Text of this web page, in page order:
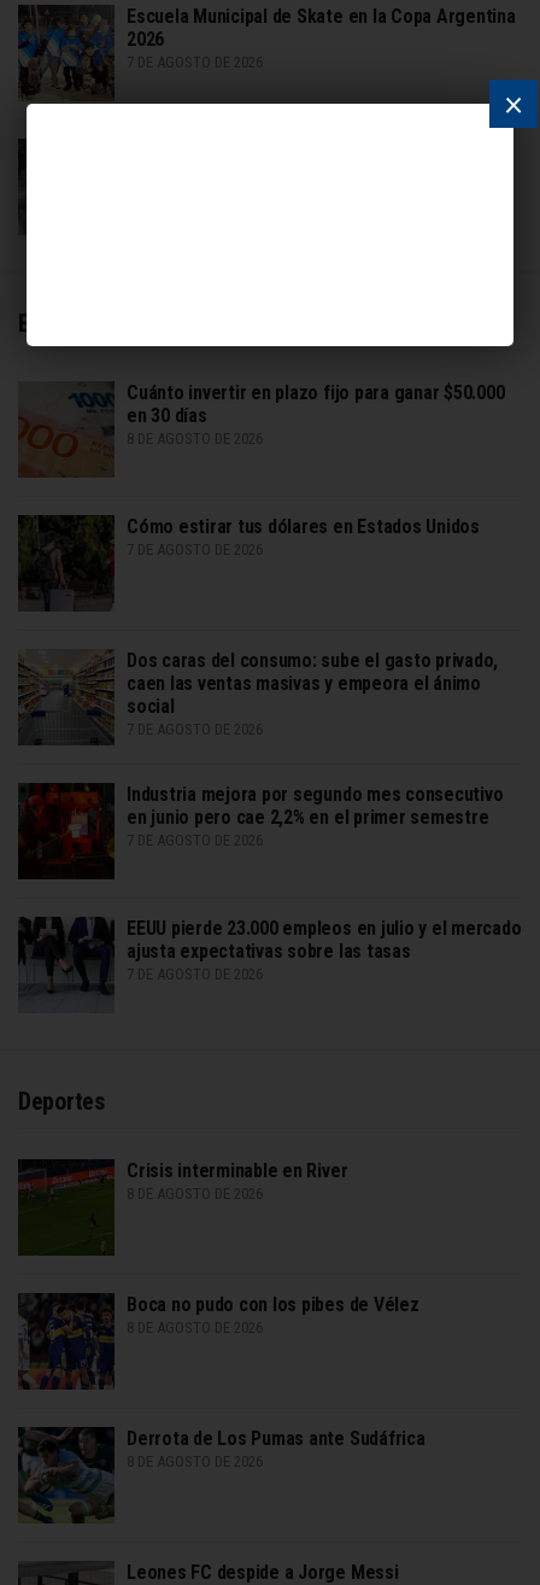
Escuela Municipal de Skate en la Copa Argentina
2026
7 DE AGOSTO DE 2026
Economía
Cuánto invertir en plazo fijo para ganar $50.000
en 30 días
8 DE AGOSTO DE 2026
Cómo estirar tus dólares en Estados Unidos
7 DE AGOSTO DE 2026
Dos caras del consumo: sube el gasto privado,
caen las ventas masivas y empeora el ánimo
social
7 DE AGOSTO DE 2026
Industria mejora por segundo mes consecutivo
en junio pero cae 2,2% en el primer semestre
7 DE AGOSTO DE 2026
EEUU pierde 23.000 empleos en julio y el mercado
ajusta expectativas sobre las tasas
7 DE AGOSTO DE 2026
Deportes
Crisis interminable en River
8 DE AGOSTO DE 2026
Boca no pudo con los pibes de Vélez
8 DE AGOSTO DE 2026
Derrota de Los Pumas ante Sudáfrica
8 DE AGOSTO DE 2026
Leones FC despide a Jorge Messi
×